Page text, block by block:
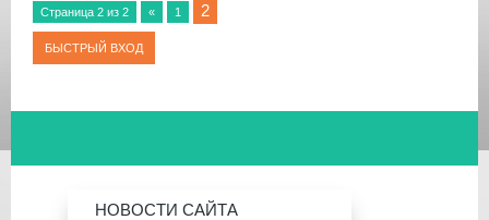
Страница 2 из 2 « 1 2
НОВОСТИ САЙТА